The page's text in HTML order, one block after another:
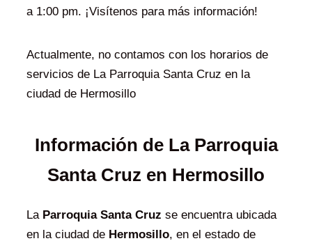
a 1:00 pm. ¡Visítenos para más información!
Actualmente, no contamos con los horarios de
servicios de La Parroquia Santa Cruz en la
ciudad de Hermosillo
Información de La Parroquia
Santa Cruz en Hermosillo
La Parroquia Santa Cruz se encuentra ubicada
en la ciudad de Hermosillo, en el estado de